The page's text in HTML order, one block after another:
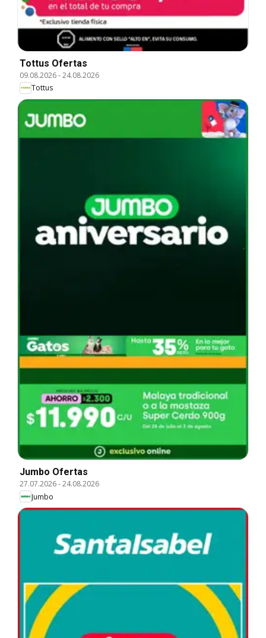
Tottus Ofertas
09.08.2026-24.08.2026
Tottus
Jumbo Ofertas
27.07.2026-24.08.2026
Jumbo